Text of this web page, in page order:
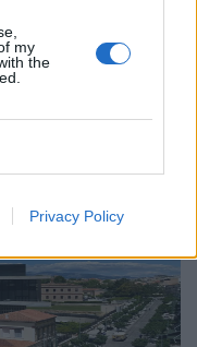
my
the
Privacy Policy
ψυχρή ακρίβεια αυτή
βαθιά για πολέμους,
ζητούν μια